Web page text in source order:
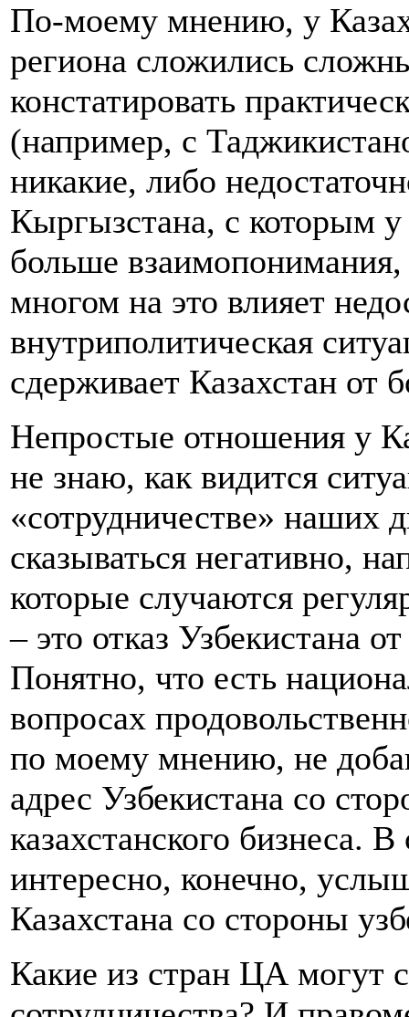
По-моему мнению, у
региона сложились
констатировать
(например, с
никакие, либо
Кыргызстана, с которым
больше взаимопонимания,
многом на это влияет
внутриполитическая
сдерживает Казахстан от
Непростые отношения у
не знаю, как видится
«сотрудничестве» наших
сказываться негативно,
которые случаются
– это отказ Узбекистана
Понятно, что есть
вопросах
по моему мнению, не
адрес Узбекистана со
казахстанского бизнеса.
интересно, конечно,
Казахстана со стороны
Какие из стран ЦА могут